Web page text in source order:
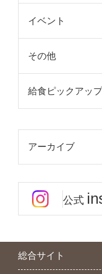
イベント
その他
給食ピックアッ
アーカイブ
公式
総合サイト